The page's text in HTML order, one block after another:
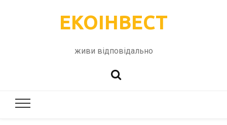
ЕКОІНВЕСТ
живи відповідально